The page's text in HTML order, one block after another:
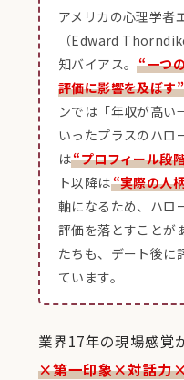
アメリカの心理学者
（Edward
知バイアス。“一つ
評価に影響を及ぼす”
ンでは「年収が高
いったプラスのハロ
は“プロフィール段
ト以降は“実際の人
軸になるため、ハロ
評価を落とすことが
たちも、デート後に
ています。
業界17年の現場感
×第一印象×対話力